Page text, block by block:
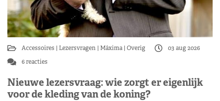
Accessoires Lezersvragen Máxima Overig
03 aug 2026
6 reacties
Nieuwe lezersvraag: wie zorgt er eigenlijk
voor de kleding van de koning?